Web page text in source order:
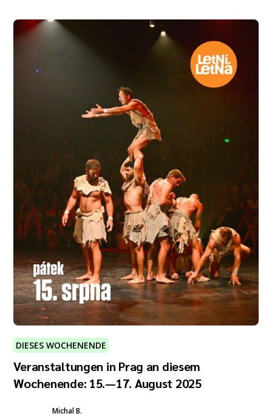
DIESES WOCHENENDE
Veranstaltungen in Prag an diesem
Wochenende: 15.—17. August 2025
Michal B.